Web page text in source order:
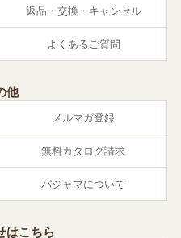
返品・交換・キャンセル
よくあるご質問
他
メルマガ登録
無料カタログ請求
パジャマについて
はこちら